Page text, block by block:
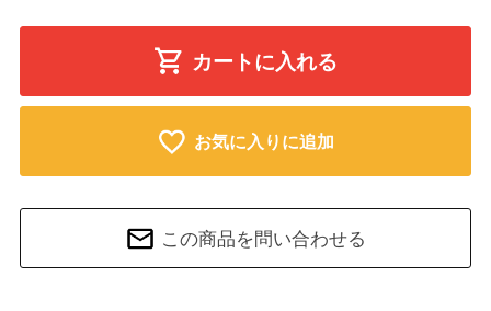
カートに入れる
お気に入りに追加
この商品を問い合わせる